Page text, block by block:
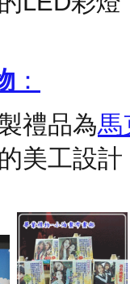
：
禮品為馬
美工設